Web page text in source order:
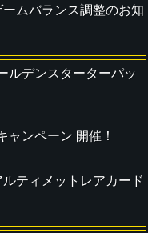
ムバランス調整のお知
ルデンスターターパッ
ンペーン 開催！
ティメットレアカード